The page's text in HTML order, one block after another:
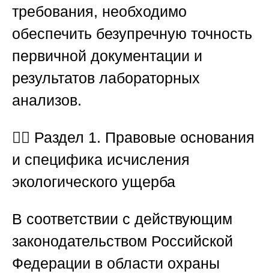
требования, необходимо
обеспечить безупречную точность
первичной документации и
результатов лабораторных
анализов.
🕵️‍♂️ Раздел 1. Правовые основания
и специфика исчисления
экологического ущерба
В соответствии с действующим
законодательством Российской
Федерации в области охраны